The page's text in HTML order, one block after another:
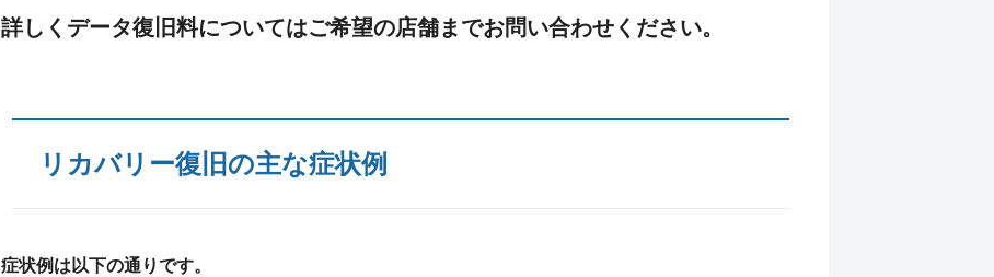
詳しくデータ復旧料についてはご希望の店舗までお問い合わせください。
リカバリー復旧の主な症状例
症状例は以下の通りです。